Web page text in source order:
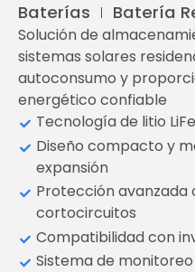
Baterías Batería
Solución de
sistemas solares
autoconsumo y
energético confiable
Tecnología de litio
Diseño compacto y
expansión
Protección
cortocircuitos
Compatibilidad con
Sistema de